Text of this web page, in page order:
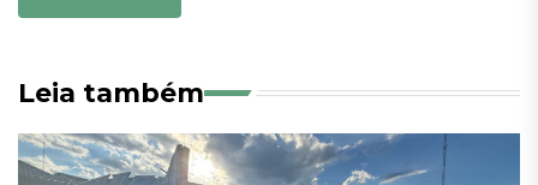
Leia também